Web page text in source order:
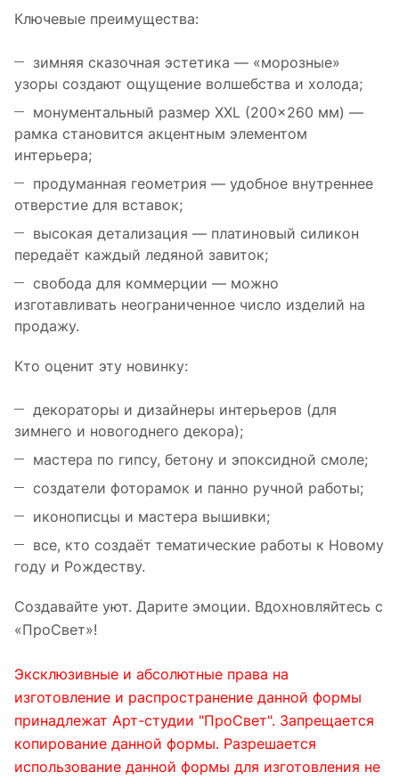
Ключевые преимущества:
зимняя сказочная эстетика — «морозные»
узоры создают ощущение волшебства и холода;
монументальный размер XXL (200×260 мм) —
рамка становится акцентным элементом
интерьера;
продуманная геометрия — удобное внутреннее
отверстие для вставок;
высокая детализация — платиновый силикон
передаёт каждый ледяной завиток;
свобода для коммерции — можно
изготавливать неограниченное число изделий на
продажу.
Кто оценит эту новинку:
декораторы и дизайнеры интерьеров (для
зимнего и новогоднего декора);
мастера по гипсу, бетону и эпоксидной смоле;
создатели фоторамок и панно ручной работы;
иконописцы и мастера вышивки;
все, кто создаёт тематические работы к Новому
году и Рождеству.
Создавайте уют. Дарите эмоции. Вдохновляйтесь с
«ПроСвет»!
Эксклюзивные и абсолютные права на
изготовление и распространение данной формы
принадлежат Арт-студии "ПроСвет". Запрещается
копирование данной формы. Разрешается
использование данной формы для изготовления не